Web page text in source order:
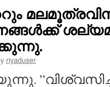
riyaduser